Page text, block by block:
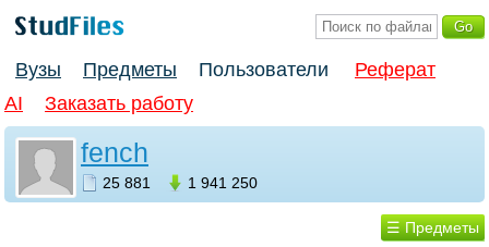
Вузы Предметы Пользователи
Реферат
AI
Заказать работу
fench
25 881 1 941 250
☰ Предметы